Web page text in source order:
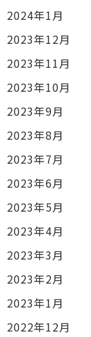
2024年1月
2023年12月
2023年11月
2023年10月
2023年9月
2023年8月
2023年7月
2023年6月
2023年5月
2023年4月
2023年3月
2023年2月
2023年1月
2022年12月